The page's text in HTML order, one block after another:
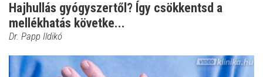
Hajhullás gyógyszertől? Így csökkentsd a
mellékhatás követke...
Dr. Papp Ildikó